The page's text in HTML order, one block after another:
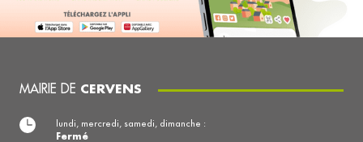
MAIRIE DE CERVENS
lundi, mercredi, samedi, dimanche :
Fermé